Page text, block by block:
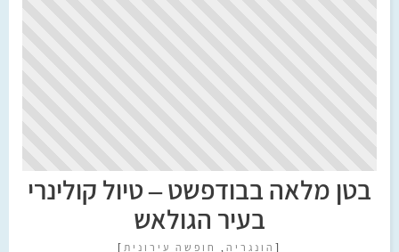
בטן מלאה בבודפשט – טיול קולינרי
בעיר הגולאש
[ הונגריה , חופשה עירונית ]